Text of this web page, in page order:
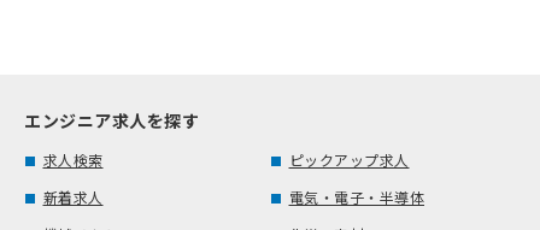
エンジニア求人を探す
求人検索
ピックアップ求人
新着求人
電気・電子・半導体